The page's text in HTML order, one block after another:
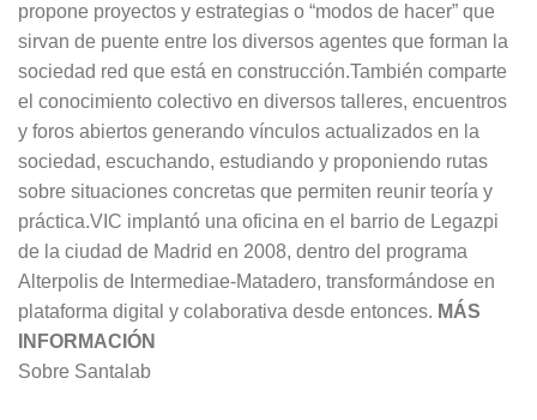
propone proyectos y estrategias o “modos de hacer” que
sirvan de puente entre los diversos agentes que forman la
sociedad red que está en construcción.También comparte
el conocimiento colectivo en diversos talleres, encuentros
y foros abiertos generando vínculos actualizados en la
sociedad, escuchando, estudiando y proponiendo rutas
sobre situaciones concretas que permiten reunir teoría y
práctica.VIC implantó una oficina en el barrio de Legazpi
de la ciudad de Madrid en 2008, dentro del programa
Alterpolis de Intermediae-Matadero, transformándose en
plataforma digital y colaborativa desde entonces. MÁS
INFORMACIÓN
Sobre Santalab